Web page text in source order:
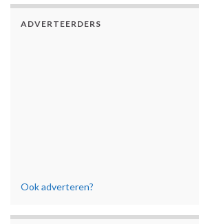
ADVERTEERDERS
Ook adverteren?